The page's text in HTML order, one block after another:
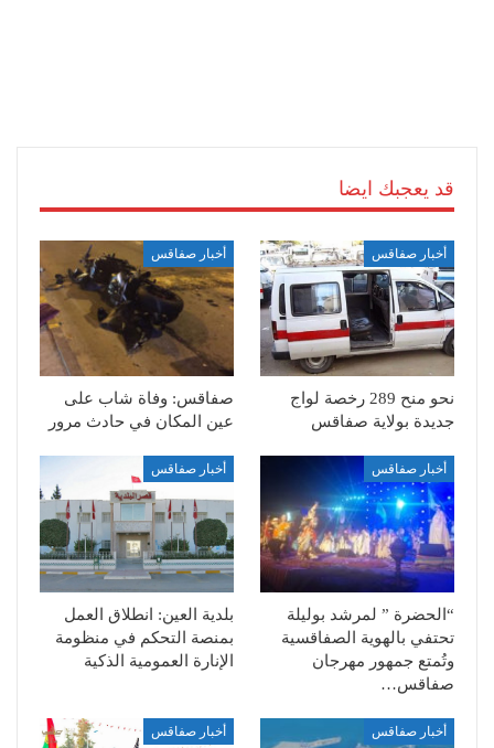
قد يعجبك ايضا
أخبار صفاقس
نحو منح 289 رخصة لواج
جديدة بولاية صفاقس
أخبار صفاقس
صفاقس: وفاة شاب على
عين المكان في حادث مرور
أخبار صفاقس
“الحضرة ” لمرشد بوليلة
تحتفي بالهوية الصفاقسية
وتُمتع جمهور مهرجان
صفاقس…
أخبار صفاقس
بلدية العين: انطلاق العمل
بمنصة التحكم في منظومة
الإنارة العمومية الذكية
أخبار صفاقس أخبار صفاقس